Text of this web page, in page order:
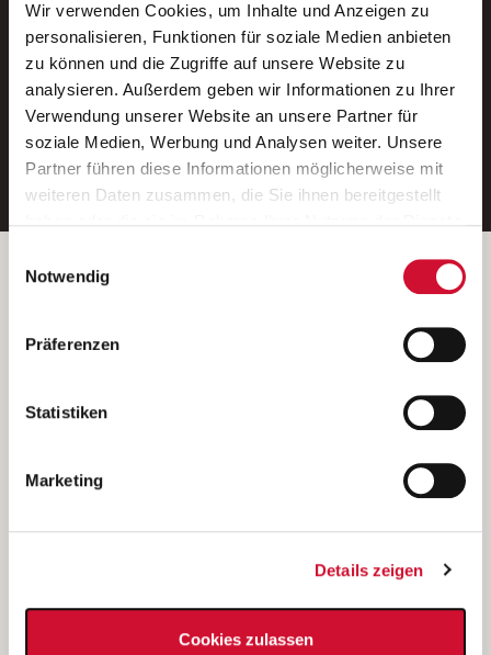
Wir verwenden Cookies, um Inhalte und Anzeigen zu
personalisieren, Funktionen für soziale Medien anbieten
zu können und die Zugriffe auf unsere Website zu
analysieren. Außerdem geben wir Informationen zu Ihrer
Verwendung unserer Website an unsere Partner für
soziale Medien, Werbung und Analysen weiter. Unsere
Partner führen diese Informationen möglicherweise mit
weiteren Daten zusammen, die Sie ihnen bereitgestellt
Wenn Sie auf „Cookies zulassen“ klicken, so stimmen
Sie der Speicherung sämtlicher Cookies zu. Sie können
Ihre Einwilligung selbstverständlich jederzeit widerrufen,
indem Sie die Cookie-Einstellungen aufrufen und diese
unsererDatenschutzerklärung
Notwendig
Präferenzen
Statistiken
Marketing
Details zeigen
Cookies zulassen
Neue Stellen per E-Mail.
Ein kostenloser Service von AWO
Jobs.
E-Mail-Adresse eintragen
Betreiber der Webseite
Kantstraße 45a
(Ein Tochterunternehmen des AWO Bezirksverbandes Unterfranken
e.V.)
Bewerbung als Altenpflegehelfer*in
Bewerbung als Erzieher*in